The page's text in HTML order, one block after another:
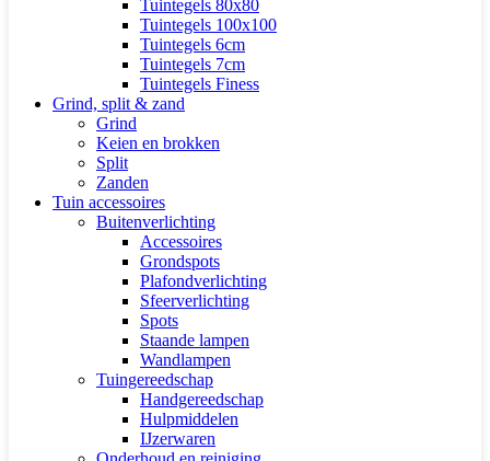
Tuintegels 80x80
Tuintegels 100x100
Tuintegels 6cm
Tuintegels 7cm
Tuintegels Finess
Grind, split & zand
Grind
Keien en brokken
Split
Zanden
Tuin accessoires
Buitenverlichting
Accessoires
Grondspots
Plafondverlichting
Sfeerverlichting
Spots
Staande lampen
Wandlampen
Tuingereedschap
Handgereedschap
Hulpmiddelen
IJzerwaren